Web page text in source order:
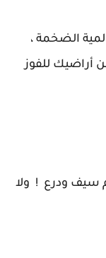
الضخمة ،
أراضيك للفوز
سيف ودرع ! ولا